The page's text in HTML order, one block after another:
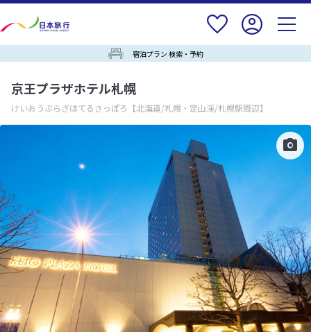
宿泊プラン 検索・予約
京王プラザホテル札幌
けいおうぷらざほてるさっぽろ 【北海道/札幌・定山渓/札幌駅周辺】